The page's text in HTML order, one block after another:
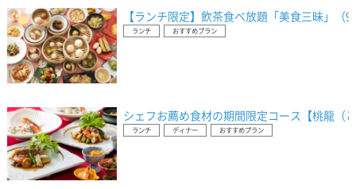
【ランチ限定】飲茶食べ放題「美食三昧」（
ランチ おすすめプラン
シェフお薦め食材の期間限定コース【桃龍（
ランチ ディナー おすすめプラン